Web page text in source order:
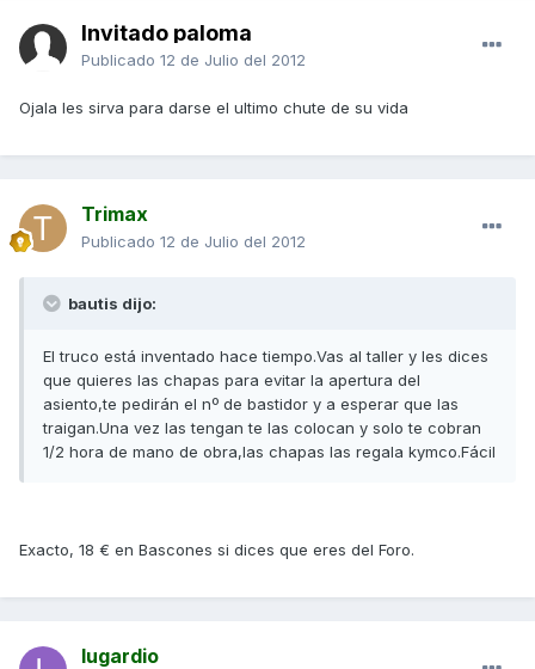
Invitado paloma
Publicado 12 de Julio del 2012
Ojala les sirva para darse el ultimo chute de su vida
Trimax
Publicado 12 de Julio del 2012
bautis dijo:
El truco está inventado hace tiempo.Vas al taller y les dices
que quieres las chapas para evitar la apertura del
asiento,te pedirán el nº de bastidor y a esperar que las
traigan.Una vez las tengan te las colocan y solo te cobran
1/2 hora de mano de obra,las chapas las regala kymco.Fácil
Exacto, 18 € en Bascones si dices que eres del Foro.
lugardio